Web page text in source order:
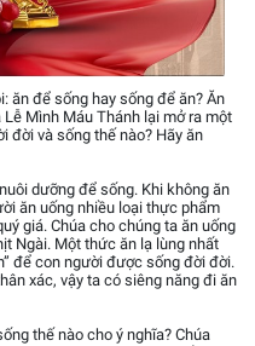
ăn để sống hay sống để ăn? Ăn
Mình Máu Thánh lại mở ra một
đời và sống thế nào? Hãy ăn
dưỡng để sống. Khi không ăn
ăn uống nhiều loại thực phẩm
giá. Chúa cho chúng ta ăn uống
Ngài. Một thức ăn lạ lùng nhất
để con người được sống đời đời.
xác, vậy ta có siêng năng đi ăn
thế nào cho ý nghĩa? Chúa